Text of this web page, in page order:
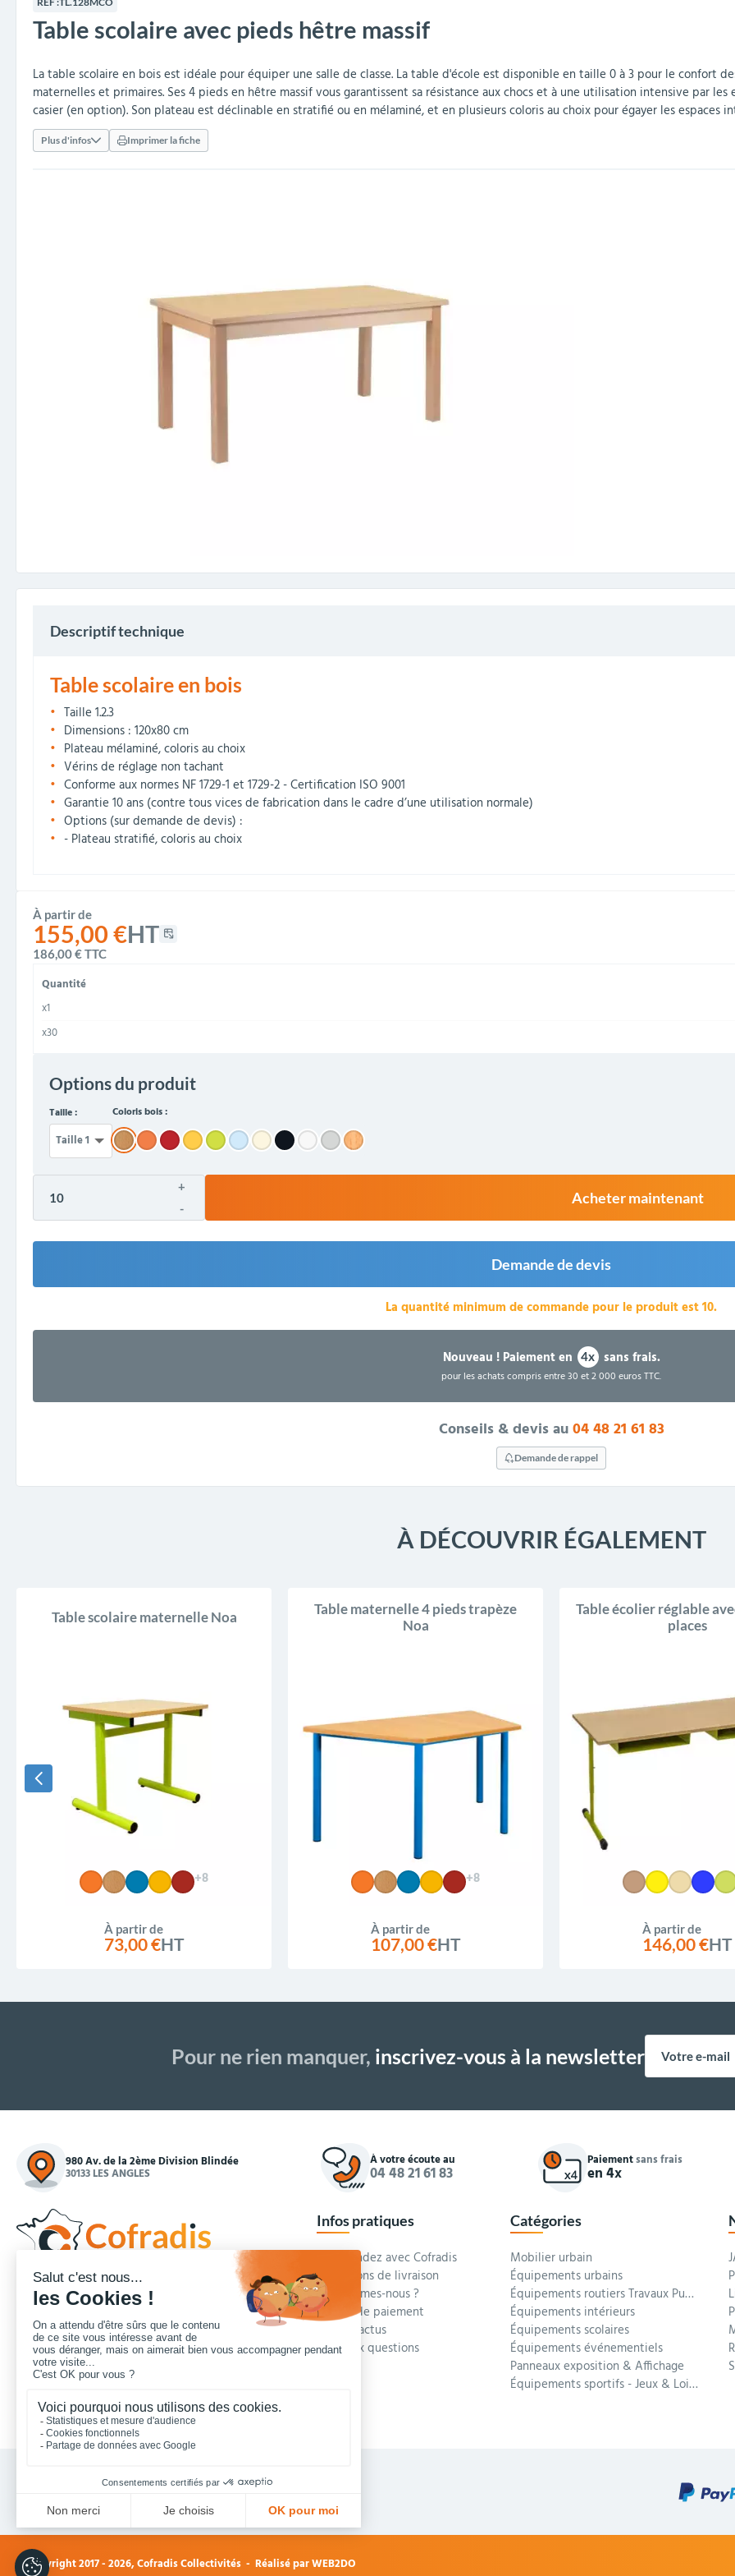
Embellissement et
Cendriers urbains
Barrières de ville Arceaux de sécurité
Clous podotactiles et
rampes d'accès
Séparateurs de voies et
Travaux publics &
Miroirs de sécurité
Vestiaires Équipements sanitaires Mobilier de bureau
Armoires et rangements Mobilier scolaire extérieur
Mobilier crèche et
Tables de cantine
réception
amovibles
Poteaux de guidage
Décorations de Noël
collectivités
extérieurs
Structures aires de jeux
Baby-foots & Billards
À partir de
155,00 €HT
186,00 €TTC
Quantité
x1
x30
Options du produit
Taille : Coloris bois :
+
-
Acheter maintenant
Demande de devis
La quantité minimum de commande pour le produit est 10.
Nouveau !Paiement en 4x sans frais.
pour les achats compris entre 30 et 2 000 euros TTC.
Conseils & devis au04 48 21 61 83
Demande de rappel
Table scolaire avec pieds hêtre massif
La table scolaire en bois est idéale pour équiper une salle de classe. La table d'école est disponible en taille 0 à 3 pour le confort
maternelles et primaires. Ses 4 pieds en hêtre massif vous garantissent sa résistance aux chocs et à une utilisation intensive par
casier (en option). Son plateau est déclinable en stratifié ou en mélaminé, et en plusieurs coloris au choix pour égayer les espaces
Plus d'infos Imprimer la fiche
Descriptif technique
Table scolaire en bois
Taille 1.2.3
Dimensions : 120x80 cm
Plateau mélaminé, coloris au choix
Vérins de réglage non tachant
Conforme aux normes NF 1729-1 et 1729-2 - Certification ISO 9001
Garantie 10 ans (contre tous vices de fabrication dans le cadre d’une utilisation normale)
Options (sur demande de devis) :
- Plateau stratifié, coloris au choix
À DÉCOUVRIR ÉGALEMENT
Table scolaire maternelle Noa
+8
À partir de
73,00 €HT
Table maternelle 4 pieds trapèze
Noa
+8
À partir de
107,00 €HT
Table écolier réglable
places
À partir de
146,00 €HT
Pour ne rien manquer, inscrivez-vous à la newsletter
980 Av. de la 2ème Division Blindée
30133 LES ANGLES
À votre écoute au
04 48 21 61 83
Paiementsans frais
en 4x
Concepteur et fournisseur de mobilier urbain,
Cofradis répond aux besoins d'équipements des
services des collectivités locales, des entreprises
de travaux publics, lycées, écoles.
Nous contacter
Infos pratiques
Commandez avec Cofradis
Conditions de livraison
Qui sommes-nous ?
Modes de paiement
Blog et actus
Foire aux questions
Catégories
Mobilier urbain
Équipements urbains
Équipements routiers Travaux Publics
Équipements intérieurs
Équipements scolaires
Équipements événementiels
Panneaux exposition & Affichage
Équipements sportifs - Jeux & Loisirs
Vos achats collectivités en ligne sécurisés 7 J/7
© Copyright 2017 - 2026,Cofradis Collectivités - Réalisé parWEB2DO